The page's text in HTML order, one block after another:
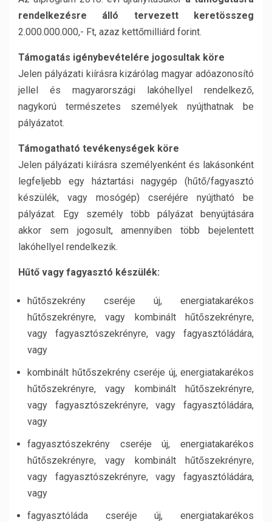
rendelkezésre álló tervezett keretösszeg
2.000.000.000,- Ft, azaz kettőmilliárd forint.
Támogatás igénybevételére jogosultak köre
Jelen pályázati kiírásra kizárólag magyar adóazonosító
jellel és magyarországi lakóhellyel rendelkező,
nagykorú természetes személyek nyújthatnak be
pályázatot.
Támogatható tevékenységek köre
Jelen pályázati kiírásra személyenként és lakásonként
legfeljebb egy háztartási nagygép (hűtő/fagyasztó
készülék, vagy mosógép) cseréjére nyújtható be
pályázat. Egy személy több pályázat benyújtására
akkor sem jogosult, amennyiben több bejelentett
lakóhellyel rendelkezik.
Hűtő vagy fagyasztó készülék:
hűtőszekrény cseréje új, energiatakarékos
hűtőszekrényre, vagy kombinált hűtőszekrényre,
vagy fagyasztószekrényre, vagy fagyasztóládára,
vagy
kombinált hűtőszekrény cseréje új, energiatakarékos
hűtőszekrényre, vagy kombinált hűtőszekrényre,
vagy fagyasztószekrényre, vagy fagyasztóládára,
vagy
fagyasztószekrény cseréje új, energiatakarékos
hűtőszekrényre, vagy kombinált hűtőszekrényre,
vagy fagyasztószekrényre, vagy fagyasztóládára,
vagy
fagyasztóláda cseréje új, energiatakarékos